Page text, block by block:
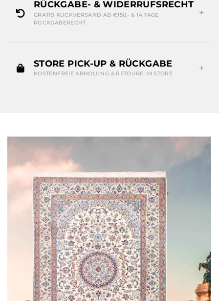
RÜCKGABE- & WIDERRUFSRECHT
GRATIS RÜCKVERSAND AB €150,- & 14 TAGE
RÜCKGABERECHT
STORE PICK-UP & RÜCKGABE
KOSTENFREIE ABHOLUNG & RETOURE IM STORE